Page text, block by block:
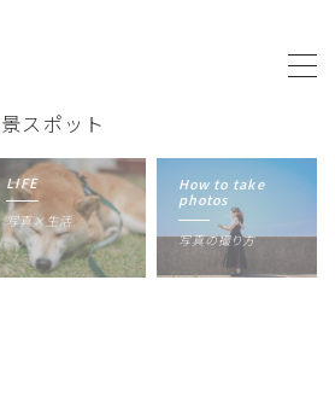
スポット
写真×生活
LIFE
写真の撮り方
How to take
photos